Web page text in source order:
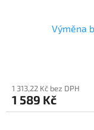
Výměna
1 313,22 Kč bez DPH
1 589 Kč